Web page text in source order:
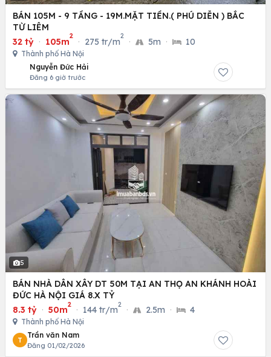
BÁN 105M - 9 TẦNG - 19M.MẶT TIỀN.( PHÚ DIỄN ) BẮC
TỪ LIÊM
32 tỷ · 105m
2
· 275 tr/m
2
· 5m · 10
Thành phố Hà Nội
Nguyễn Đức Hải
Đăng 6 giờ trước
5
BÁN NHÀ DÂN XÂY DT 50M TẠI AN THỌ AN KHÁNH HOÀI
ĐỨC HÀ NỘI GIÁ 8.X TỶ
8.3 tỷ · 50m
2
· 144 tr/m
2
· 2.5m · 4
Thành phố Hà Nội
T
Trần văn Nam
Đăng 01/02/2026